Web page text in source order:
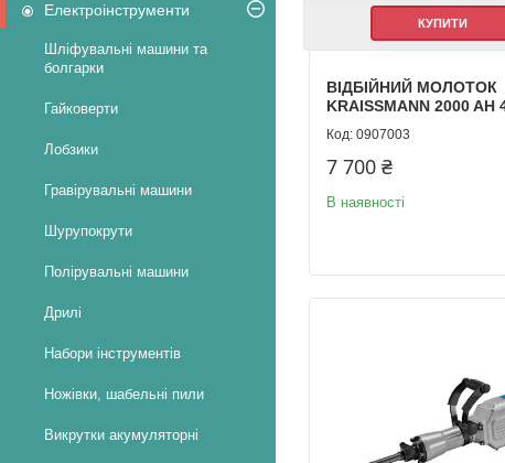
Електроінструменти
Шліфувальні машини та
болгарки
Гайковерти
Лобзики
Гравірувальні машини
Шурупокрути
Полірувальні машини
Дрилі
Набори інструментів
Ножівки, шабельні пили
Викрутки акумуляторні
КУПИТИ
ВІДБІЙНИЙ МОЛОТОК
KRAISSMANN 2000 AH
0907003
7 700 ₴
В наявності